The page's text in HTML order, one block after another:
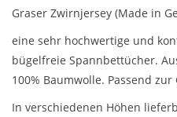
Freizeit-Hausanzüge
Badezimmer & Sauna
Haus-Bademäntel
Graser Zwirnjersey (Made in
eine sehr hochwertige und
bügelfreie Spannbettücher.
100% Baumwolle. Passend
In verschiedenen Höhen